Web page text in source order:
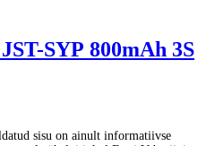
SYP 800mAh 3S
sisu on ainult informatiivse